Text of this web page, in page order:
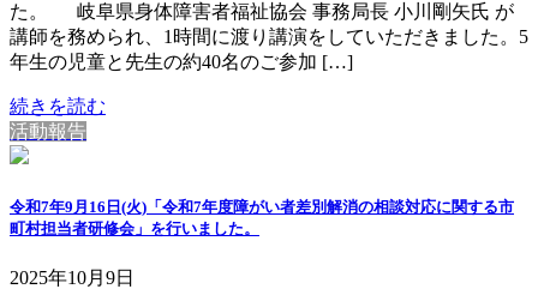
た。 岐阜県身体障害者福祉協会 事務局長 小川剛矢氏 が
講師を務められ、1時間に渡り講演をしていただきました。5
年生の児童と先生の約40名のご参加 […]
続きを読む
活動報告
令和7年9月16日(火)「令和7年度障がい者差別解消の相談対応に関する市
町村担当者研修会」を行いました。
2025年10月9日